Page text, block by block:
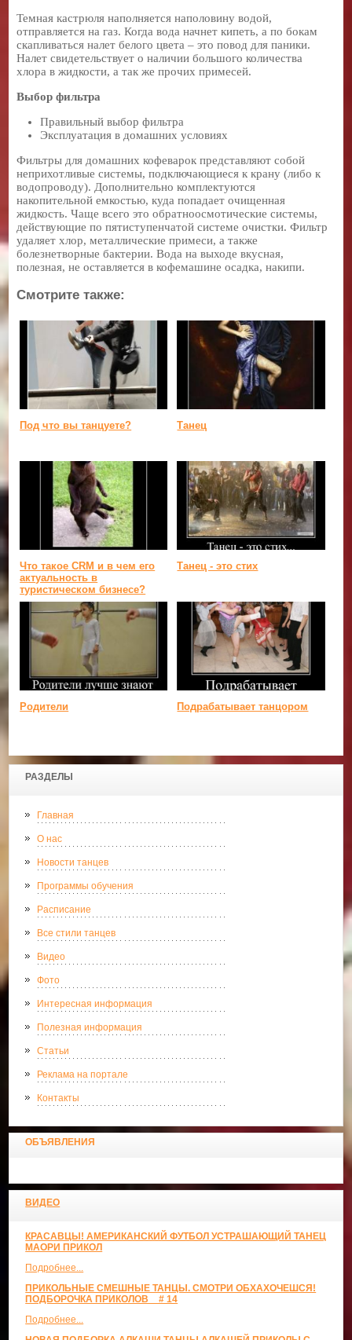
РАЗДЕЛЫ
Главная
О нас
Новости танцев
Программы обучения
Расписание
Все стили танцев
Видео
Фото
Интересная информация
Полезная информация
Статьи
Реклама на портале
Контакты
ОБЪЯВЛЕНИЯ
ВИДЕО
КРАСАВЦЫ! АМЕРИКАНСКИЙ ФУТБОЛ УСТРАШАЮЩИЙ ТАНЕЦ
МАОРИ ПРИКОЛ
Подробнее...
ПРИКОЛЬНЫЕ СМЕШНЫЕ ТАНЦЫ. СМОТРИ ОБХАХОЧЕШСЯ!
ПОДБОРОЧКА ПРИКОЛОВ _ # 14
Подробнее...
Темная кастрюля наполняется наполовину водой,
отправляется на газ. Когда вода начнет кипеть, а по бокам
скапливаться налет белого цвета – это повод для паники.
Налет свидетельствует о наличии большого количества
хлора в жидкости, а так же прочих примесей.
Выбор фильтра
Правильный выбор фильтра
Эксплуатация в домашних условиях
Фильтры для домашних кофеварок представляют собой
неприхотливые системы, подключающиеся к крану (либо к
водопроводу). Дополнительно комплектуются
накопительной емкостью, куда попадает очищенная
жидкость. Чаще всего это обратноосмотические системы,
действующие по пятиступенчатой системе очистки. Фильтр
удаляет хлор, металлические примеси, а также
болезнетворные бактерии. Вода на выходе вкусная,
полезная, не оставляется в кофемашине осадка, накипи.
Смотрите также:
Под что вы танцуете? Танец
Что такое CRM и в чем его
актуальность в
туристическом бизнесе?
Танец - это стих
Родители Подрабатывает танцором